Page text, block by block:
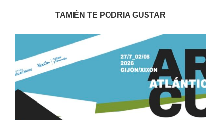
TAMIÉN TE PODRIA GUSTAR